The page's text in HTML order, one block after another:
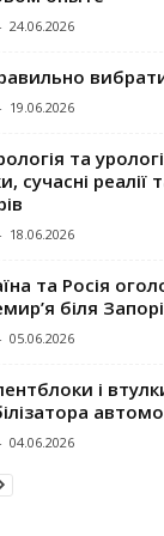
24.06.2026
19.06.2026
та
сучасні реалії
18.06.2026
та Росія
біля
05.06.2026
і
04.06.2026